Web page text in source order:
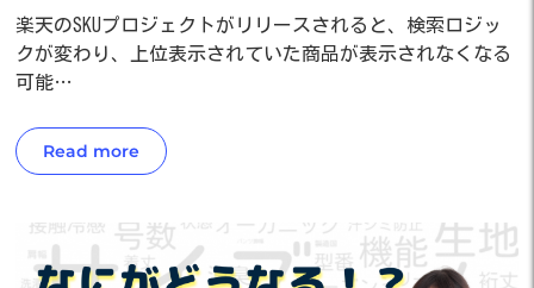
楽天のSKUプロジェクトがリリースされると、検索ロジッ
クが変わり、上位表示されていた商品が表示されなくなる
可能…
Read more